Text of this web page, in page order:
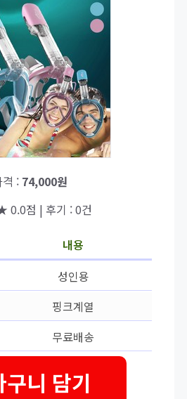
격 : 74,000원
0.0점 | 후기 : 0건
내용
성인용
핑크계열
무료배송
구니 담기